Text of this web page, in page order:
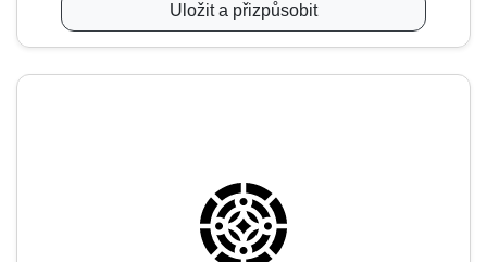
Uložit a přizpůsobit